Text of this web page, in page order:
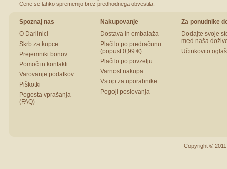
Cene se lahko spremenijo brez predhodnega obvestila.
Spoznaj nas
O Darilnici
Skrb za kupce
Prejemniki bonov
Pomoč in kontakti
Varovanje podatkov
Piškotki
Pogosta vprašanja
(FAQ)
Nakupovanje
Dostava in embalaža
Plačilo po predračunu
(popust 0,99 €)
Plačilo po povzetju
Varnost nakupa
Vstop za uporabnike
Pogoji poslovanja
Za ponudnike
Dodajte svoje
med naša
Učinkovito
Copyright ©